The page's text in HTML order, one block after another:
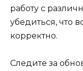
работу с
убедиться, что
корректно.
Следите за